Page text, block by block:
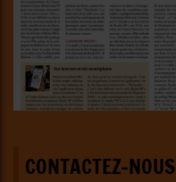
CONTACTEZ-NOUS